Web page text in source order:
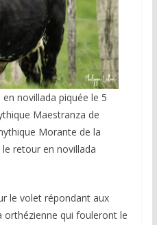
novillada piquée le 5
Maestranza de
Morante de la
le retour en novillada
le volet répondant aux
orthézienne qui fouleront le